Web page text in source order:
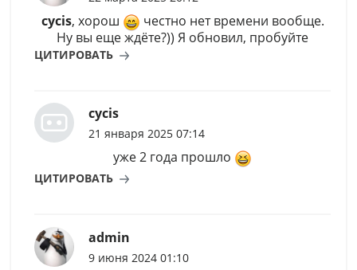
cycis, хорош
честно нет времени вообще.
Ну вы еще ждёте?)) Я обновил, пробуйте
ЦИТИРОВАТЬ
cycis
21 января 2025 07:14
уже 2 года прошло
ЦИТИРОВАТЬ
admin
9 июня 2024 01:10